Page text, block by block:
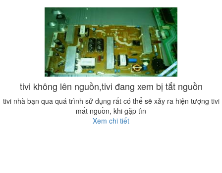
tivi không lên nguồn,tivi đang xem bị tắt nguồn
tivi nhà bạn qua quá trình sử dụng rất có thể sẽ xảy ra hiện tượng tivi
mất nguồn, khi gặp tìn
Xem chi tiết